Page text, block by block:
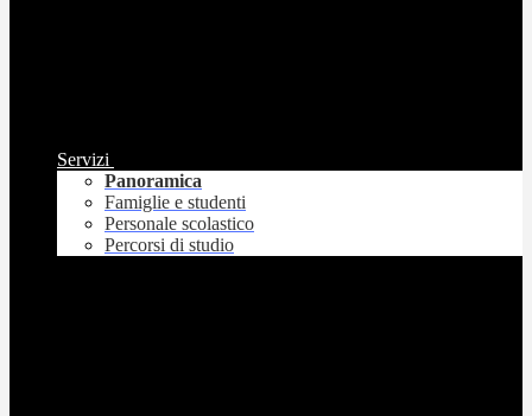
Servizi
Panoramica
Famiglie e studenti
Personale scolastico
Percorsi di studio